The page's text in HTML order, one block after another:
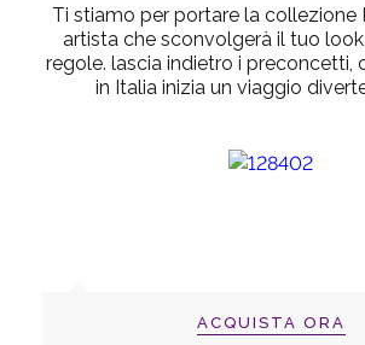
Ti stiamo per portare la collezione
artista che sconvolgerà il tuo
regole. lascia indietro i preconcetti,
in Italiainizia un viaggio
ACQUISTA ORA